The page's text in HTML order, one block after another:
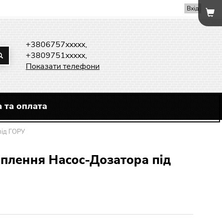
Вхід
+3806757xxxxx,
+3809751xxxxx,
Показати телефони
та оплата
ГОРУ
Насос-Дозатора під